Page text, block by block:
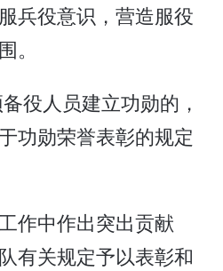
兵役意识，营造服役
。
役人员建立功勋的，
功勋荣誉表彰的规定
作中作出突出贡献
有关规定予以表彰和